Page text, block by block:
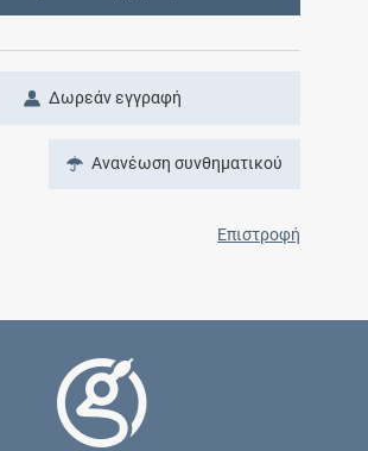
Δωρεάν εγγραφή
Ανανέωση συνθηματικού
Επιστροφή